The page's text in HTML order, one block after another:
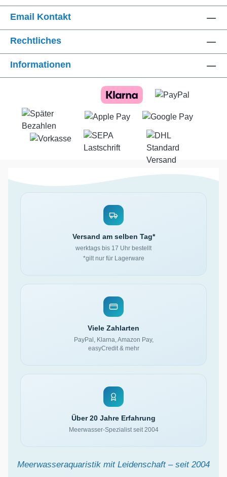
Email Kontakt
Rechtliches
Informationen
Versand am selben Tag*
werktags bis 17 Uhr bestellt
*gilt nur für Lagerware
Viele Zahlarten
PayPal, Klarna, Amazon Pay,
easyCredit & mehr
Über 20 Jahre Erfahrung
Meerwasser-Spezialist seit 2004
Meerwasseraquaristik mit Leidenschaft – seit 2004